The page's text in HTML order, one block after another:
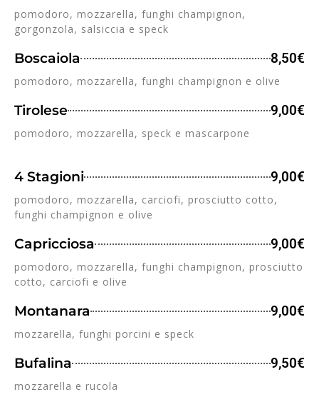
pomodoro, mozzarella, funghi champignon,
gorgonzola, salsiccia e speck
Boscaiola 8,50€
pomodoro, mozzarella, funghi champignon e olive
Tirolese 9,00€
pomodoro, mozzarella, speck e mascarpone
4 Stagioni 9,00€
pomodoro, mozzarella, carciofi, prosciutto cotto,
funghi champignon e olive
Capricciosa 9,00€
pomodoro, mozzarella, funghi champignon, prosciutto
cotto, carciofi e olive
Montanara 9,00€
mozzarella, funghi porcini e speck
Bufalina 9,50€
mozzarella e rucola